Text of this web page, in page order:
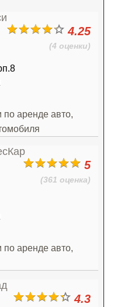
4.25
(4 оценки)
по аренде авто,
5
(361 оценка)
по аренде авто,
4.3